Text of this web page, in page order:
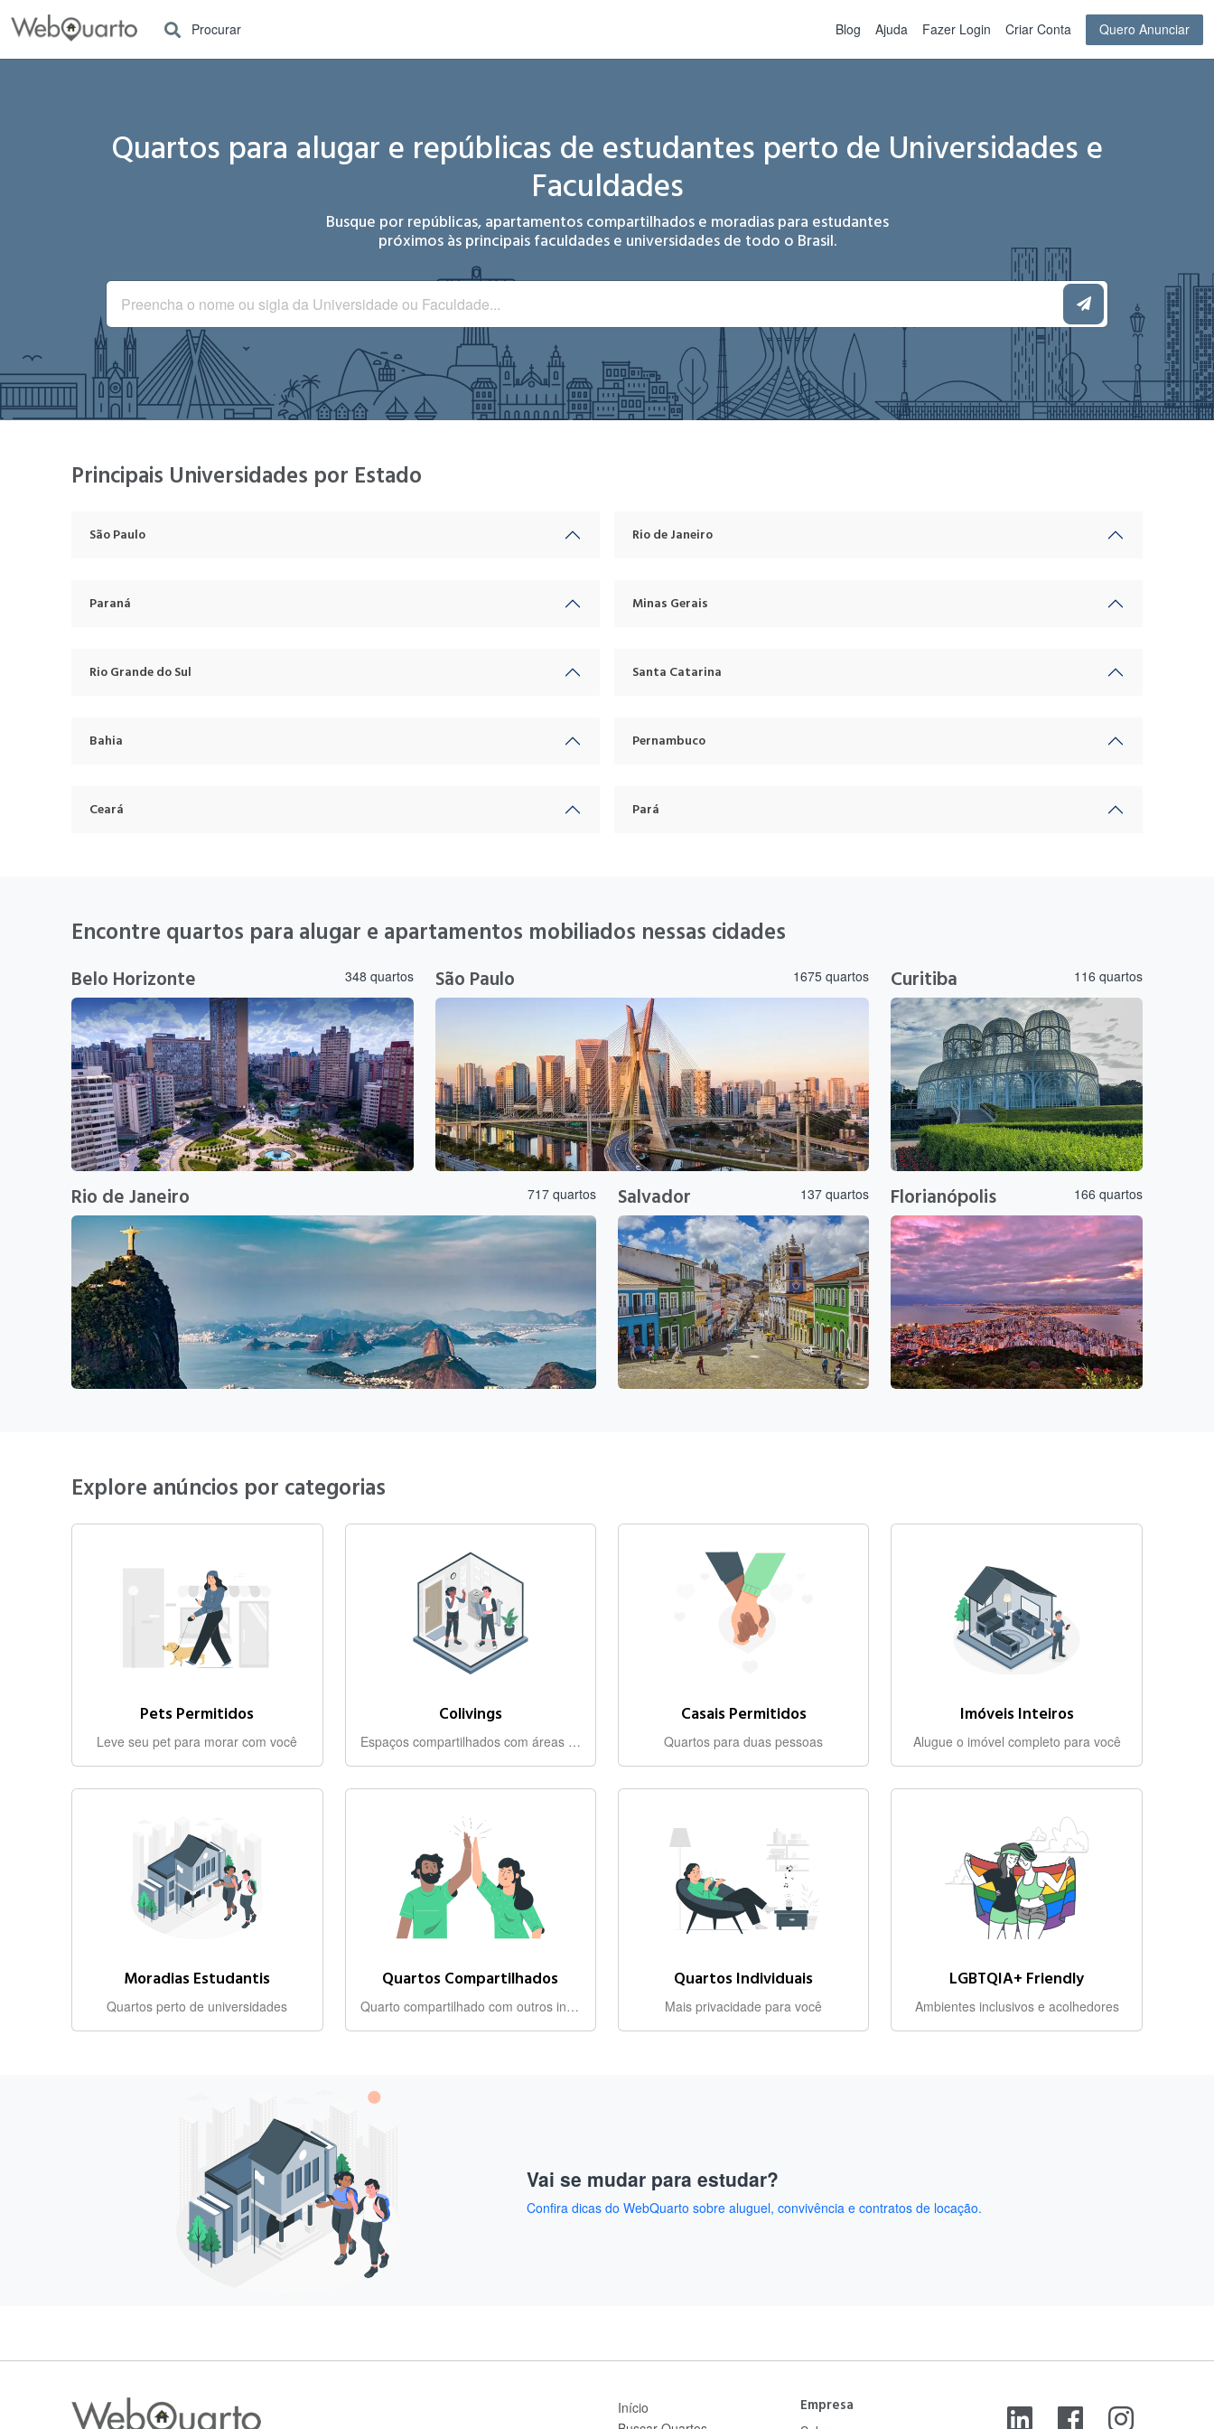
Procurar Blog Ajuda Fazer Login Criar Conta Quero Anunciar
Quartos para alugar e repúblicas de estudantes perto de Universidades e
Faculdades
Busque por repúblicas, apartamentos compartilhados e moradias para estudantes
próximos às principais faculdades e universidades de todo o Brasil.
Principais Universidades por Estado
São Paulo
Paraná
Rio Grande do Sul
Bahia
Ceará
Rio de Janeiro
Minas Gerais
Santa Catarina
Pernambuco
Pará
Encontre quartos para alugar e apartamentos mobiliados nessas cidades
Belo Horizonte 348 quartos São Paulo 1675 quartos Curitiba 116 quartos
Rio de Janeiro 717 quartos Salvador 137 quartos Florianópolis 166 quartos
Explore anúncios por categorias
Pets Permitidos
Leve seu pet para morar com você
Colivings
Espaços compartilhados com áreas em comum
Casais Permitidos
Quartos para duas pessoas
Imóveis Inteiros
Alugue o imóvel completo para você
Moradias Estudantis
Quartos perto de universidades
Quartos Compartilhados
Quarto compartilhado com outros inquilinos
Quartos Individuais
Mais privacidade para você
LGBTQIA+ Friendly
Ambientes inclusivos e acolhedores
Vai se mudar para estudar?
Confira dicas do WebQuarto sobre aluguel, convivência e contratos de locação.
Início
Empresa